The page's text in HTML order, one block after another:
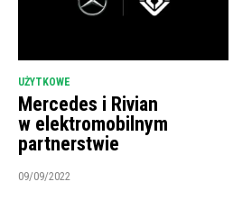
UŻYTKOWE
Mercedes i Rivian
w elektromobilnym
partnerstwie
09/09/2022